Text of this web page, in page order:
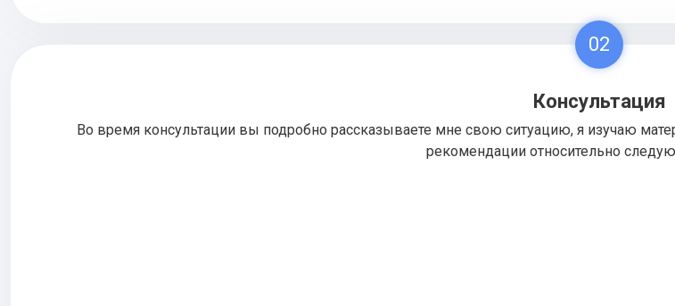
02
Консультация
Во время консультации вы подробно рассказываете мне свою ситуацию, я изучаю
рекомендации относительно